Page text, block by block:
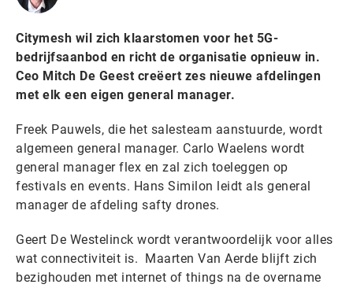
Citymesh wil zich klaarstomen voor het 5G-
bedrijfsaanbod en richt de organisatie opnieuw in.
Ceo Mitch De Geest creëert zes nieuwe afdelingen
met elk een eigen general manager.
Freek Pauwels, die het salesteam aanstuurde, wordt
algemeen general manager. Carlo Waelens wordt
general manager flex en zal zich toeleggen op
festivals en events. Hans Similon leidt als general
manager de afdeling safty drones.
Geert De Westelinck wordt verantwoordelijk voor alles
wat connectiviteit is. Maarten Van Aerde blijft zich
bezighouden met internet of things na de overname